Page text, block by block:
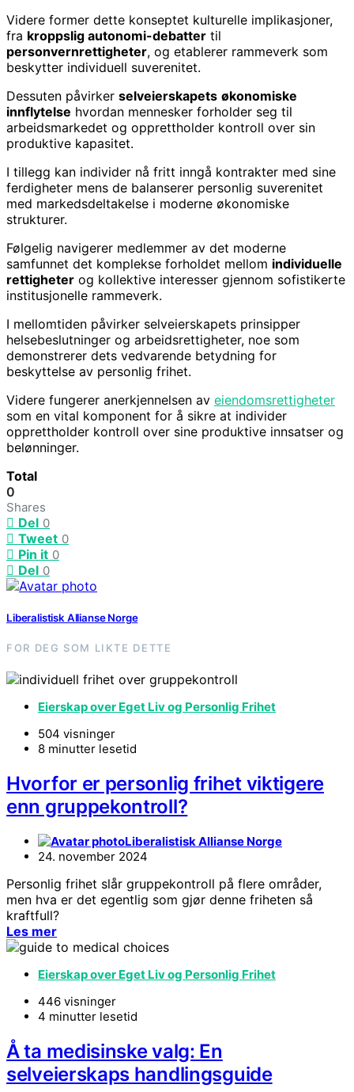
Videre former dette konseptet kulturelle implikasjoner,
fra kroppslig autonomi-debatter til
personvernrettigheter, og etablerer rammeverk som
beskytter individuell suverenitet.
Dessuten påvirker selveierskapets økonomiske
innflytelse hvordan mennesker forholder seg til
arbeidsmarkedet og opprettholder kontroll over sin
produktive kapasitet.
I tillegg kan individer nå fritt inngå kontrakter med sine
ferdigheter mens de balanserer personlig suverenitet
med markedsdeltakelse i moderne økonomiske
strukturer.
Følgelig navigerer medlemmer av det moderne
samfunnet det komplekse forholdet mellom individuelle
rettigheter og kollektive interesser gjennom sofistikerte
institusjonelle rammeverk.
I mellomtiden påvirker selveierskapets prinsipper
helsebeslutninger og arbeidsrettigheter, noe som
demonstrerer dets vedvarende betydning for
beskyttelse av personlig frihet.
Videre fungerer anerkjennelsen av eiendomsrettigheter
som en vital komponent for å sikre at individer
opprettholder kontroll over sine produktive innsatser og
belønninger.
Total
0
Shares
Del 0
Tweet 0
Pin it 0
Del 0
Liberalistisk Allianse Norge
FOR DEG SOM LIKTE DETTE
Eierskap over Eget Liv og Personlig Frihet
504 visninger
8 minutter lesetid
Hvorfor er personlig frihet viktigere
enn gruppekontroll?
Liberalistisk Allianse Norge
24. november 2024
Personlig frihet slår gruppekontroll på flere områder,
men hva er det egentlig som gjør denne friheten så
kraftfull?
Les mer
Eierskap over Eget Liv og Personlig Frihet
446 visninger
4 minutter lesetid
Å ta medisinske valg: En
selveierskaps handlingsguide